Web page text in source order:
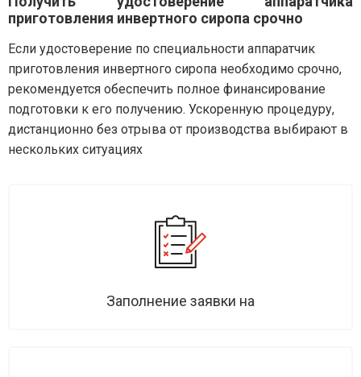
приготовления инвертного сиропа срочно
Если удостоверение по специальности аппаратчик
приготовления инвертного сиропа необходимо срочно,
рекомендуется обеспечить полное финансирование
подготовки к его получению. Ускоренную процедуру,
дистанционно без отрыва от производства выбирают в
нескольких ситуациях
Заполнение заявки на